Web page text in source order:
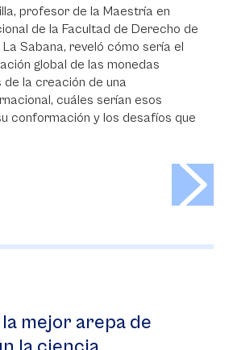
profesor de la Maestría en
de la Facultad de Derecho de
Sabana, reveló cómo sería el
global de las monedas
la creación de una
cuáles serían esos
conformación y los desafíos que
mejor arepa de